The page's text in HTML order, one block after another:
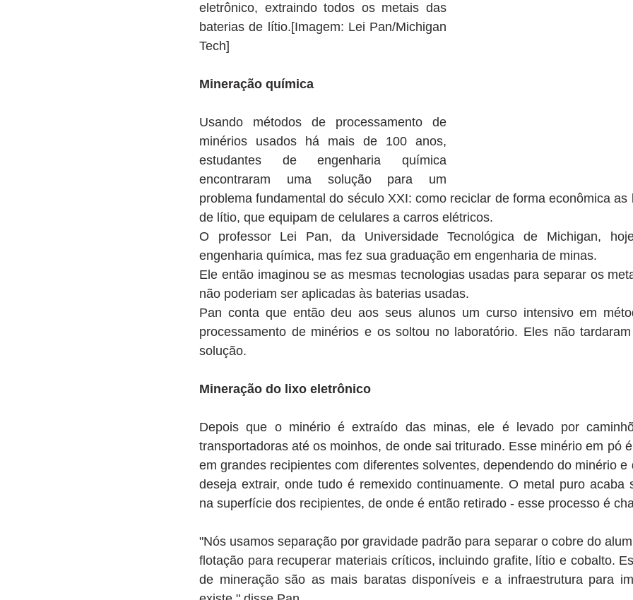
eletrônico, extraindo todos os metais das
baterias de lítio.[Imagem: Lei Pan/Michigan
Tech]
Mineração química
Usando métodos de processamento de
minérios usados há mais de 100 anos,
estudantes de engenharia química
encontraram uma solução para um
problema fundamental do século XXI: como reciclar de forma econômica as
de lítio, que equipam de celulares a carros elétricos.
O professor Lei Pan, da Universidade Tecnológica de Michigan,
engenharia química, mas fez sua graduação em engenharia de minas.
Ele então imaginou se as mesmas tecnologias usadas para separar os
não poderiam ser aplicadas às baterias usadas.
Pan conta que então deu aos seus alunos um curso intensivo em
processamento de minérios e os soltou no laboratório. Eles não
solução.
Mineração do lixo eletrônico
Depois que o minério é extraído das minas, ele é levado por
transportadoras até os moinhos, de onde sai triturado. Esse minério em pó
em grandes recipientes com diferentes solventes, dependendo do minério e
deseja extrair, onde tudo é remexido continuamente. O metal puro acaba
na superfície dos recipientes, de onde é então retirado - esse processo é
"Nós usamos separação por gravidade padrão para separar o cobre do
flotação para recuperar materiais críticos, incluindo grafite, lítio e cobalto.
de mineração são as mais baratas disponíveis e a infraestrutura para